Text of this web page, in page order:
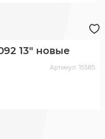
13" новые
Артикул: 15585